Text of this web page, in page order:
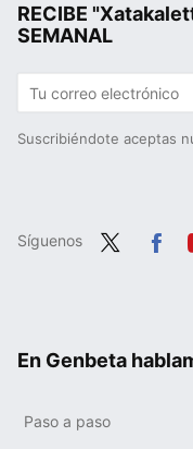
RECIBE
SEMANAL
Suscribiéndote aceptas
Síguenos
En Genbeta
Paso a paso